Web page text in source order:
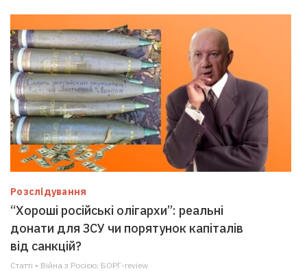
Розслідування
“Хороші російські олігархи”: реальні
донати для ЗСУ чи порятунок капіталів
від санкцій?
Статті • Війна з Росією; БОРГ-review